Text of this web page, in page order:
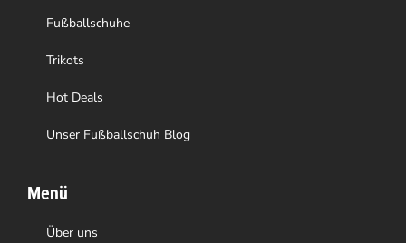
Fußballschuhe
Trikots
Hot Deals
Unser Fußballschuh Blog
Menü
Über uns